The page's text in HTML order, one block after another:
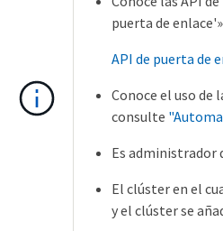
puerta de
API de puerta de
Conoce el uso de
consulte
Es administrador
El clúster en el
y el clúster se